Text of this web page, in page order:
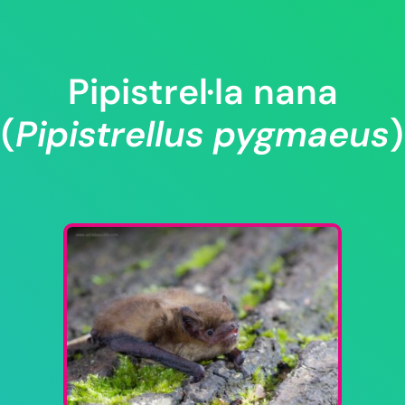
Pipistrel·la nana
(Pipistrellus pygmaeus)